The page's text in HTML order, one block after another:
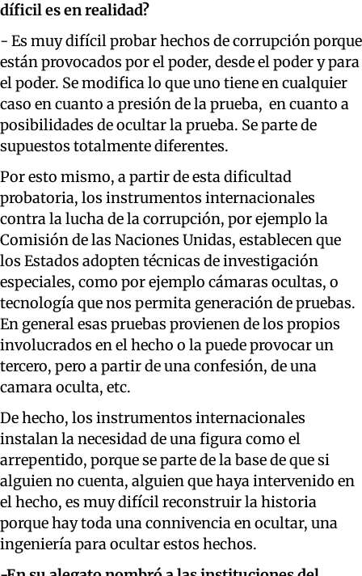
díficil es en realidad?
- Es muy difícil probar hechos de corrupción porque
están provocados por el poder, desde el poder y para
el poder. Se modifica lo que uno tiene en cualquier
caso en cuanto a presión de la prueba, en cuanto a
posibilidades de ocultar la prueba. Se parte de
supuestos totalmente diferentes.
Por esto mismo, a partir de esta dificultad
probatoria, los instrumentos internacionales
contra la lucha de la corrupción, por ejemplo la
Comisión de las Naciones Unidas, establecen que
los Estados adopten técnicas de investigación
especiales, como por ejemplo cámaras ocultas, o
tecnología que nos permita generación de pruebas.
En general esas pruebas provienen de los propios
involucrados en el hecho o la puede provocar un
tercero, pero a partir de una confesión, de una
camara oculta, etc.
De hecho, los instrumentos internacionales
instalan la necesidad de una figura como el
arrepentido, porque se parte de la base de que si
alguien no cuenta, alguien que haya intervenido en
el hecho, es muy difícil reconstruir la historia
porque hay toda una connivencia en ocultar, una
ingeniería para ocultar estos hechos.